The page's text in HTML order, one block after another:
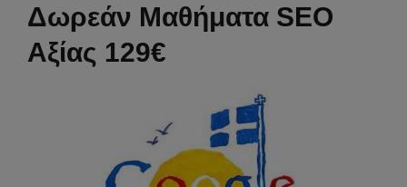
Δωρεάν Μαθήματα SEO
Αξίας 129€